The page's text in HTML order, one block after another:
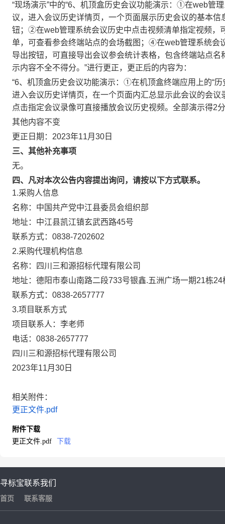
“现场演示”中的“6、机顶盒历史会议功能演示：①在web管
议，进入会议历史详情页，一个页面展示历史会议的基本
钮；②在web管理系统会议历史中点击视频清单指定视频
单，可查看参会终端站点的会场截图；④在web管理系统
导出按钮，可直接导出会议参会统计表格，包含终端站点
示内容不全不得分。”进行更正，更正后的内容为：
“6、机顶盒历史会议功能演示： ①在机顶盒终端应用上的“历
进入会议历史详情页，在一个页面内汇总显示此会议的会
点击指定会议录像可直接播放会议历史视频。 全部演示得2
其他内容不变
更正日期： 2023年11月30日
三、其他补充事项
无。
四、凡对本次公告内容提出询问，请按以下方式联系。
1.采购人信息
名称： 中国共产党中江县委员会组织部
地址： 中江县凯江镇玄武西路45号
联系方式： 0838-7202602
2.采购代理机构信息
名称：
四川三和源招标代理有限公司
地址： 德阳市泰山南路二段733号银鑫.五洲广场一期21栋24
联系方式： 0838-2657777
3.项目联系方式
项目联系人： 李老师
电话： 0838-2657777
四川三和源招标代理有限公司
2023年11月30日
相关附件：
更正文件.pdf
附件下载
更正文件.pdf
下载
寻标宝
首页
联系我们
联系客服